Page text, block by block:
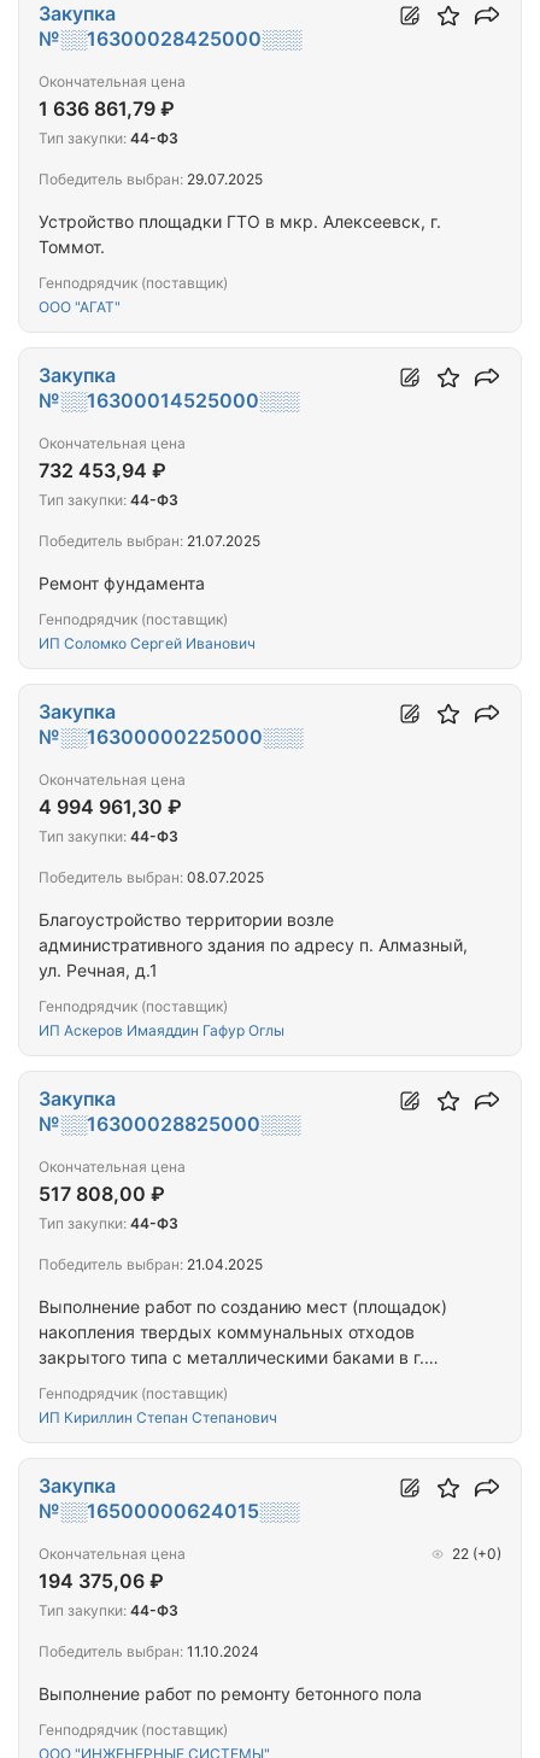
Устройство площадки ГТО в мкр. Алексеевск, г.
Томмот.
Генподрядчик (поставщик)
ООО "АГАТ"
Закупка
№░░16300028425000░░░
Окончательная цена
1 636 861,79 ₽
Тип закупки: 44-ФЗ
Победитель выбран: 29.07.2025
Ремонт фундамента
Генподрядчик (поставщик)
ИП Соломко Сергей Иванович
Закупка
№░░16300014525000░░░
Окончательная цена
732 453,94 ₽
Тип закупки: 44-ФЗ
Победитель выбран: 21.07.2025
Благоустройство территории возле
административного здания по адресу п. Алмазный,
ул. Речная, д.1
Генподрядчик (поставщик)
ИП Аскеров Имаяддин Гафур Оглы
Закупка
№░░16300000225000░░░
Окончательная цена
4 994 961,30 ₽
Тип закупки: 44-ФЗ
Победитель выбран: 08.07.2025
Выполнение работ по созданию мест (площадок)
накопления твердых коммунальных отходов
закрытого типа с металлическими баками в г.
Генподрядчик (поставщик)
ИП Кириллин Степан Степанович
Закупка
№░░16300028825000░░░
Окончательная цена
517 808,00 ₽
Тип закупки: 44-ФЗ
Победитель выбран: 21.04.2025
Выполнение работ по ремонту бетонного пола
Генподрядчик (поставщик)
ООО "ИНЖЕНЕРНЫЕ СИСТЕМЫ"
Закупка
№░░16500000624015░░░
Окончательная цена
194 375,06 ₽
22 (+0)
Тип закупки: 44-ФЗ
Победитель выбран: 11.10.2024